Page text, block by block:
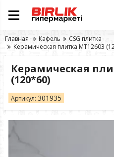
Главная Кафель
CSG плитка
Керамическая плитка MT12603
Керамическая
(120*60)
Артикул: 301935